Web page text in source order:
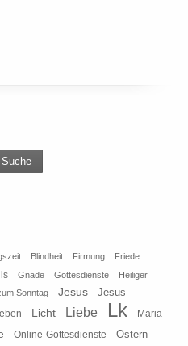
Suche
Blindheit Firmung
Friede
Gnade Gottesdienste
Heiliger
Sonntag Jesus
Jesus
Licht Liebe Lk Maria
Online-Gottesdienste Ostern